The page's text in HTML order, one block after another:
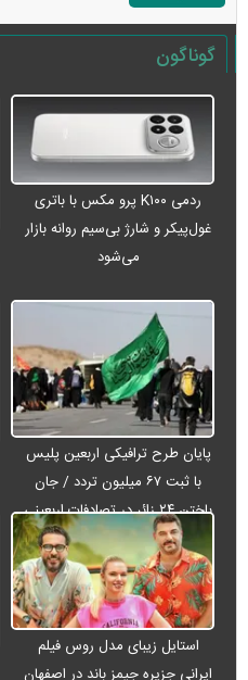
گوناگون
ردمی K۱۰۰ پرو مکس با باتری
غول‌پیکر و شارژ بی‌سیم روانه بازار
می‌شود
پایان طرح ترافیکی اربعین پلیس
با ثبت ۶۷ میلیون تردد / جان
باختن ۲۴ زائر در تصادفات اربعینی
استایل زیبای مدل روس فیلم
ایرانی جزیره جیمز باند در اصفهان